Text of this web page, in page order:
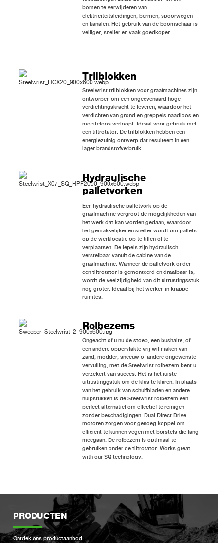
bomen te verwijderen van
elektriciteitsleidingen, bermen, spoorwegen
en kanalen. Het gebruik van de boomschaar is
veiliger, sneller en vaak goedkoper.
Trilblokken
Steelwrist trilblokken voor graafmachines zijn
ontworpen om een ​​ongeëvenaard hoge
verdichtingskracht te leveren, waardoor het
verdichten van grond en greppels naadloos en
moeiteloos verloopt.Ideaal voor gebruik met
een tiltrotator. De trilblokken hebben een
energiezuinig ontwerp dat resulteert in een
lager brandstofverbruik.
Hydraulische
palletvorken
Een hydraulische palletvork op de
graafmachine vergroot de mogelijkheden van
het werk dat kan worden gedaan, waardoor
het gemakkelijker en sneller wordt om pallets
op de werklocatie op te tillen of te
verplaatsen. De lepels zijn hydraulisch
verstelbaar vanuit de cabine van de
graafmachine. Wanneer de palletvork onder
een tiltrotator is gemonteerd en draaibaar is,
wordt de veelzijdigheid van dit uitrustingsstuk
nog groter. Ideaal bij het werken in krappe
ruimtes.
Rolbezems
Ongeacht of u nu de stoep, een bushalte, of
een andere oppervlakte vrij wil maken van
zand, modder, sneeuw of andere ongewenste
vervuiling, met de Steelwrist rolbezem bent u
verzekert van succes. Het is het juiste
uitrustinggstuk om de klus te klaren. In plaats
van het gebruik van schuifbladen en andere
hulpstukken is de Steelwrist rolbezem een
perfect alternatief om effectief te reinigen
zonder beschadigingen. Dual Direct Drive
motoren zorgen voor genoeg koppel om
efficient te kunnen vegen met borstels die lang
meegaan. De rolbezem is optimaal te
gebruiken onder de tiltrotator. Works great
with our SQ technology.
PRODUCTEN
Ontdek ons ​​productaanbod